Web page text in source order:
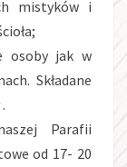
mistyków i
osoby jak w
Składane
Parafii
od 17- 20